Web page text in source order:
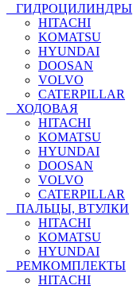
ГИДРОЦИЛИНДРЫ
HITACHI
KOMATSU
HYUNDAI
DOOSAN
VOLVO
CATERPILLAR
ХОДОВАЯ
HITACHI
KOMATSU
HYUNDAI
DOOSAN
VOLVO
CATERPILLAR
ПАЛЬЦЫ, ВТУЛКИ
HITACHI
KOMATSU
HYUNDAI
РЕМКОМПЛЕКТЫ
HITACHI